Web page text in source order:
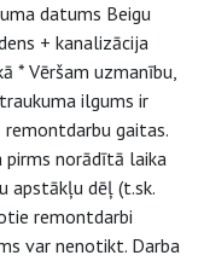
datums Beigu
+ kanalizācija
* Vēršam uzmanību,
ilgums ir
gaitas.
norādītā laika
apstākļu dēļ (t.sk.
remontdarbi
var nenotikt. Darba